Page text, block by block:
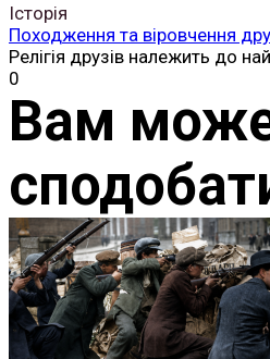
Історія
Походження та віровчення
Релігія друзів належить до
0
Вам